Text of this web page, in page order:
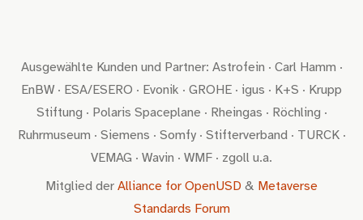
Ausgewählte Kunden und Partner: Astrofein · Carl Hamm ·
EnBW · ESA/ESERO · Evonik · GROHE · igus · K+S · Krupp
Stiftung · Polaris Spaceplane · Rheingas · Röchling ·
Ruhrmuseum · Siemens · Somfy · Stifterverband · TURCK ·
VEMAG · Wavin · WMF · zgoll u.a.
Mitglied der Alliance for OpenUSD & Metaverse
Standards Forum